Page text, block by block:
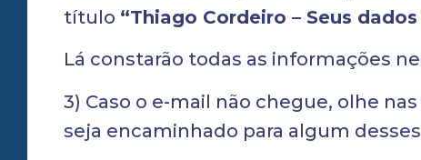
título “Thiago Cordeiro – Seus
Lá constarão todas as informações
3) Caso o e-mail não chegue, olhe
seja encaminhado para algum